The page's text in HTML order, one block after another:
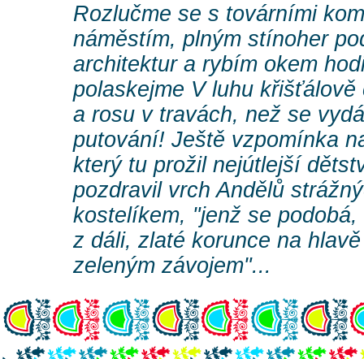
Rozlučme se s továrními
náměstím, plným stínoher
architektur a rybím okem
polaskejme V luhu
a rosu v travách, než se
putování! Ještě vzpomínka
který tu prožil nejútlejší
pozdravil vrch Andělů
kostelíkem, "jenž se
z dáli, zlaté korunce na
zeleným závojem"...